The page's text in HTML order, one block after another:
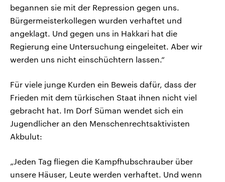
begannen sie mit der Repression gegen uns.
Bürgermeisterkollegen wurden verhaftet und
angeklagt. Und gegen uns in Hakkari hat die
Regierung eine Untersuchung eingeleitet. Aber wir
werden uns nicht einschüchtern lassen.“
Für viele junge Kurden ein Beweis dafür, dass der
Frieden mit dem türkischen Staat ihnen nicht viel
gebracht hat. Im Dorf Süman wendet sich ein
Jugendlicher an den Menschenrechtsaktivisten
Akbulut:
„Jeden Tag fliegen die Kampfhubschrauber über
unsere Häuser, Leute werden verhaftet. Und wenn